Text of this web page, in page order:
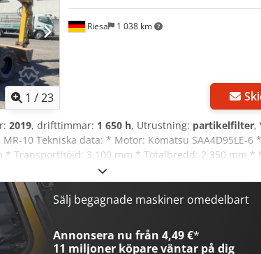
1 /23
Riesa 1 038 km
2019, drifttimmar: 1 650 h, Utrustning: partikelfilter,
10 Tekniska data: * Motor: Komatsu SAA4D95LE-6
* Transporthöjd: 3.100 mm * Totalbredd: 2.350 mm *
mm Utrustning inkl.: * Dubbelmonterade däck 8.25-
direktinsprutning med kyld EGR-teknik * Komatsu
utan DPF * 3 körlägen (krypläge / Lo / Hi) * Framaxel
och manuell låsning * Farthållare * Komtrax nivå 4 *
med säkerhetsbälte * Högupplöst LCD-skärm *
2-vägsventil med hydraulkrets som kan bytas till
Sälj begagnade maskiner omedelbart
Annonsera nu från 4,49 €*
11 miljoner köpareväntar på dig